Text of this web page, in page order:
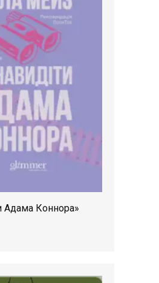
Адама Коннора»